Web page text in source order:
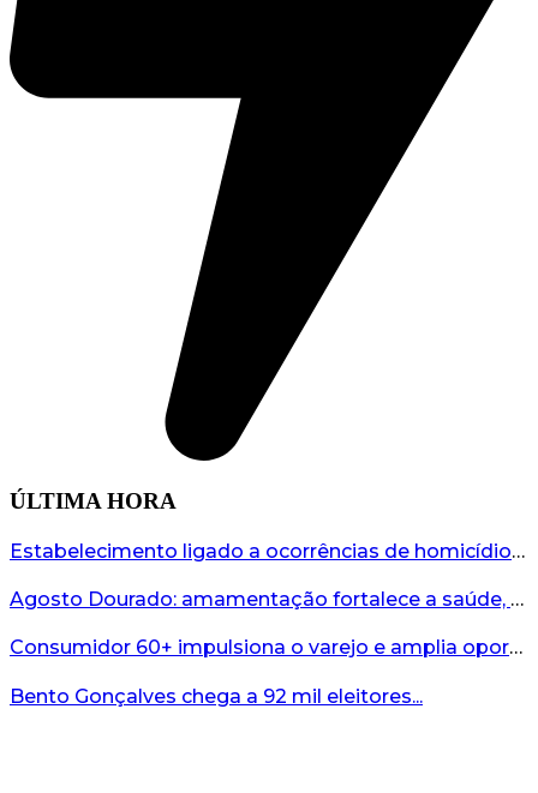
ÚLTIMA HORA
Estabelecimento ligado a ocorrências de homicídio é interditado durante fiscalização em Bento...
Agosto Dourado: amamentação fortalece a saúde, o desenvolvimento e os vínculos...
Consumidor 60+ impulsiona o varejo e amplia oportunidades para o comércio ...
Bento Gonçalves chega a 92 mil eleitores...